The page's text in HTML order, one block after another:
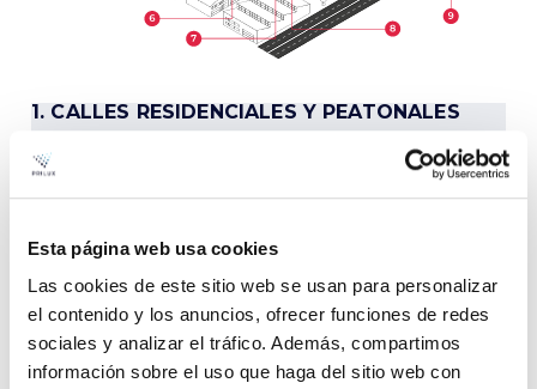
Esta página web usa cookies
Las cookies de este sitio web se usan para personalizar
el contenido y los anuncios, ofrecer funciones de redes
sociales y analizar el tráfico. Además, compartimos
información sobre el uso que haga del sitio web con
1. CALLES RESIDENCIALES Y PEATONALES
2. ZONAS COMERCIALES
3. CALLES Y AVENIDAS
4. PARKINGS / GRANDES SUPERFICIES
5. ZONAS VERDES
6. PUENTES Y TÚNELES
7. ROTONDAS